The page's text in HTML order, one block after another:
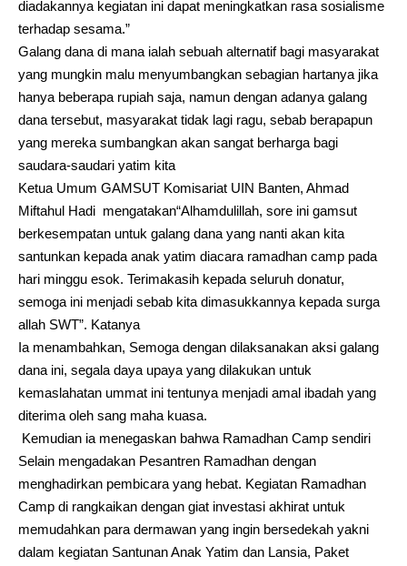
diadakannya kegiatan ini dapat meningkatkan rasa sosialisme
terhadap sesama.”
Galang dana di mana ialah sebuah alternatif bagi masyarakat
yang mungkin malu menyumbangkan sebagian hartanya jika
hanya beberapa rupiah saja, namun dengan adanya galang
dana tersebut, masyarakat tidak lagi ragu, sebab berapapun
yang mereka sumbangkan akan sangat berharga bagi
saudara-saudari yatim kita
Ketua Umum GAMSUT Komisariat UIN Banten, Ahmad
Miftahul Hadi mengatakan“Alhamdulillah, sore ini gamsut
berkesempatan untuk galang dana yang nanti akan kita
santunkan kepada anak yatim diacara ramadhan camp pada
hari minggu esok. Terimakasih kepada seluruh donatur,
semoga ini menjadi sebab kita dimasukkannya kepada surga
allah SWT”. Katanya
Ia menambahkan, Semoga dengan dilaksanakan aksi galang
dana ini, segala daya upaya yang dilakukan untuk
kemaslahatan ummat ini tentunya menjadi amal ibadah yang
diterima oleh sang maha kuasa.
Kemudian ia menegaskan bahwa Ramadhan Camp sendiri
Selain mengadakan Pesantren Ramadhan dengan
menghadirkan pembicara yang hebat. Kegiatan Ramadhan
Camp di rangkaikan dengan giat investasi akhirat untuk
memudahkan para dermawan yang ingin bersedekah yakni
dalam kegiatan Santunan Anak Yatim dan Lansia, Paket